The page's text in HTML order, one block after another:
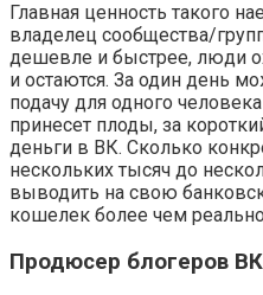
Главная ценность такого
владелец сообщества/
дешевле и быстрее, люди
и остаются. За один день
подачу для одного
принесет плоды, за
деньги в ВК. Сколько
нескольких тысяч до
выводить на свою
кошелек более чем
Продюсер блогеров